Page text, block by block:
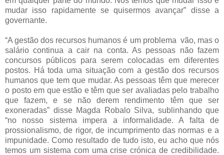
mudar isso rapidamente se quisermos avançar” disse a
governante.
“A gestão dos recursos humanos é um problema vão, mas o
salário continua a cair na conta. As pessoas não fazem
concursos públicos para serem colocadas em diferentes
postos. Há toda uma situação com a gestão dos recursos
humanos que tem que mudar. As pessoas têm que merecer
o posto em que estão e têm que ser avaliadas pelo trabalho
que fazem, e se não derem rendimento têm que ser
exoneradas” disse Magda Robalo Silva, sublinhando que
“no nosso sistema impera a informalidade. A falta de
prossionalismo, de rigor, de incumprimento das normas e a
impunidade. Como resultado de tudo isto, eu acho que nós
temos um sistema com uma crise crónica de credibilidade.